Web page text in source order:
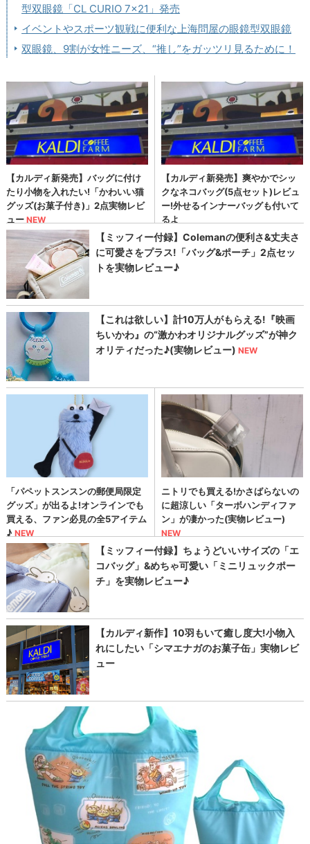
型双眼鏡「CL CURIO 7×21」発売
イベントやスポーツ観戦に便利な上海問屋の眼鏡型双眼鏡
双眼鏡、9割が女性ニーズ、“推し”をガッツリ見るために！